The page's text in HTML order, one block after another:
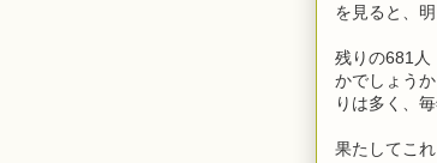
を見ると、
残りの681人
かでしょう
りは多く、
果たしてこ